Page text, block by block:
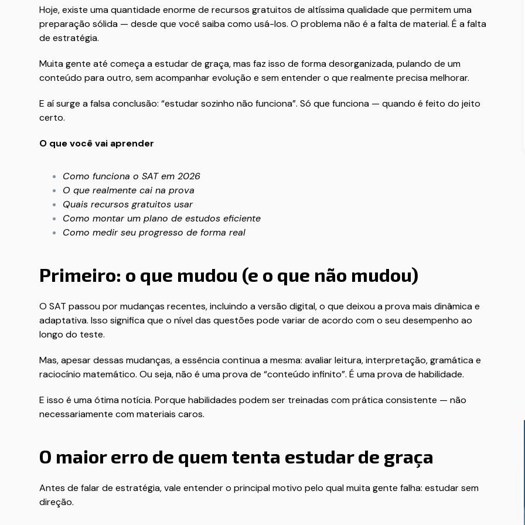
Hoje, existe uma quantidade enorme de recursos gratuitos de altíssima qualidade que permitem uma
preparação sólida — desde que você saiba como usá-los. O problema não é a falta de material. É a falta
de estratégia.
Muita gente até começa a estudar de graça, mas faz isso de forma desorganizada, pulando de um
conteúdo para outro, sem acompanhar evolução e sem entender o que realmente precisa melhorar.
E aí surge a falsa conclusão: “estudar sozinho não funciona”. Só que funciona — quando é feito do jeito
certo.
O que você vai aprender
Como funciona o SAT em 2026
O que realmente cai na prova
Quais recursos gratuitos usar
Como montar um plano de estudos eficiente
Como medir seu progresso de forma real
Primeiro: o que mudou (e o que não mudou)
O SAT passou por mudanças recentes, incluindo a versão digital, o que deixou a prova mais dinâmica e
adaptativa. Isso significa que o nível das questões pode variar de acordo com o seu desempenho ao
longo do teste.
Mas, apesar dessas mudanças, a essência continua a mesma: avaliar leitura, interpretação, gramática e
raciocínio matemático. Ou seja, não é uma prova de “conteúdo infinito”. É uma prova de habilidade.
E isso é uma ótima notícia. Porque habilidades podem ser treinadas com prática consistente — não
necessariamente com materiais caros.
O maior erro de quem tenta estudar de graça
Antes de falar de estratégia, vale entender o principal motivo pelo qual muita gente falha: estudar sem
direção.